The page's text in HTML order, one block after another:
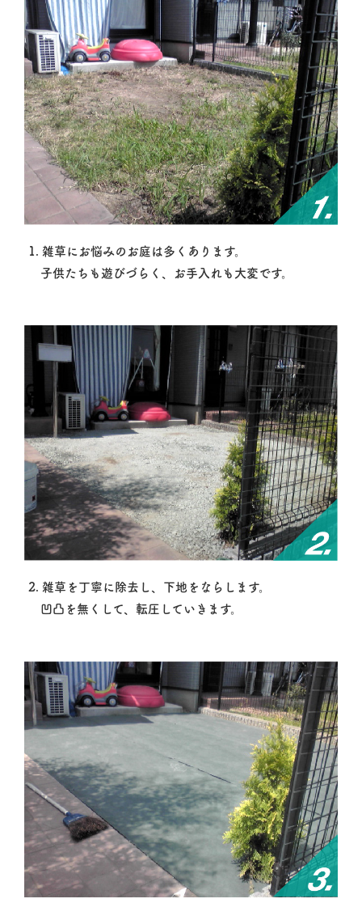
1. 雑草にお悩みのお庭は多くあります。
子供たちも遊びづらく、お手入れも大変です。
2. 雑草を丁寧に除去し、下地をならします。
凹凸を無くして、転圧していきます。